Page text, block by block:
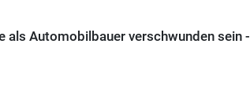
als Automobilbauer verschwunden sein -